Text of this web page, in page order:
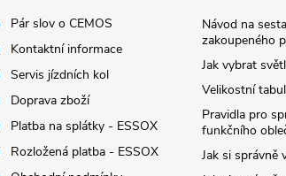
Pár slov o CEMOS
Kontaktní informace
Servis jízdních kol
Doprava zboží
Platba na splátky - ESSOX
Rozložená platba - ESSOX
Návod na
zakoupeného
Jak vybrat
Velikostní
Pravidla pro
funkčního
Jak si správně